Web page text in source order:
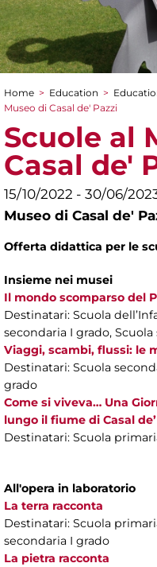
You are here
Home > Education >
Museo di Casal de' Pazzi
Scuole al
Casal de'
15/10/2022 - 30/06/
Museo di Casal de'
Offerta didattica per le
Insieme nei musei
Il mondo scomparso del
Destinatari: Scuola
secondaria I grado,
Viaggi, scambi, flussi: le
Destinatari: Scuola
grado
Come si viveva… Una
lungo il fiume di Casal
Destinatari: Scuola
All'opera in laboratorio
La terra racconta
Destinatari: Scuola
secondaria I grado
La pietra racconta